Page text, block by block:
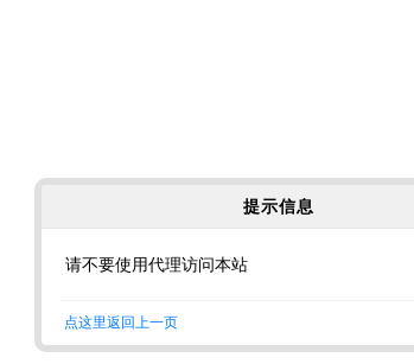
提示信息
请不要使用代理访问本站
点这里返回上一页